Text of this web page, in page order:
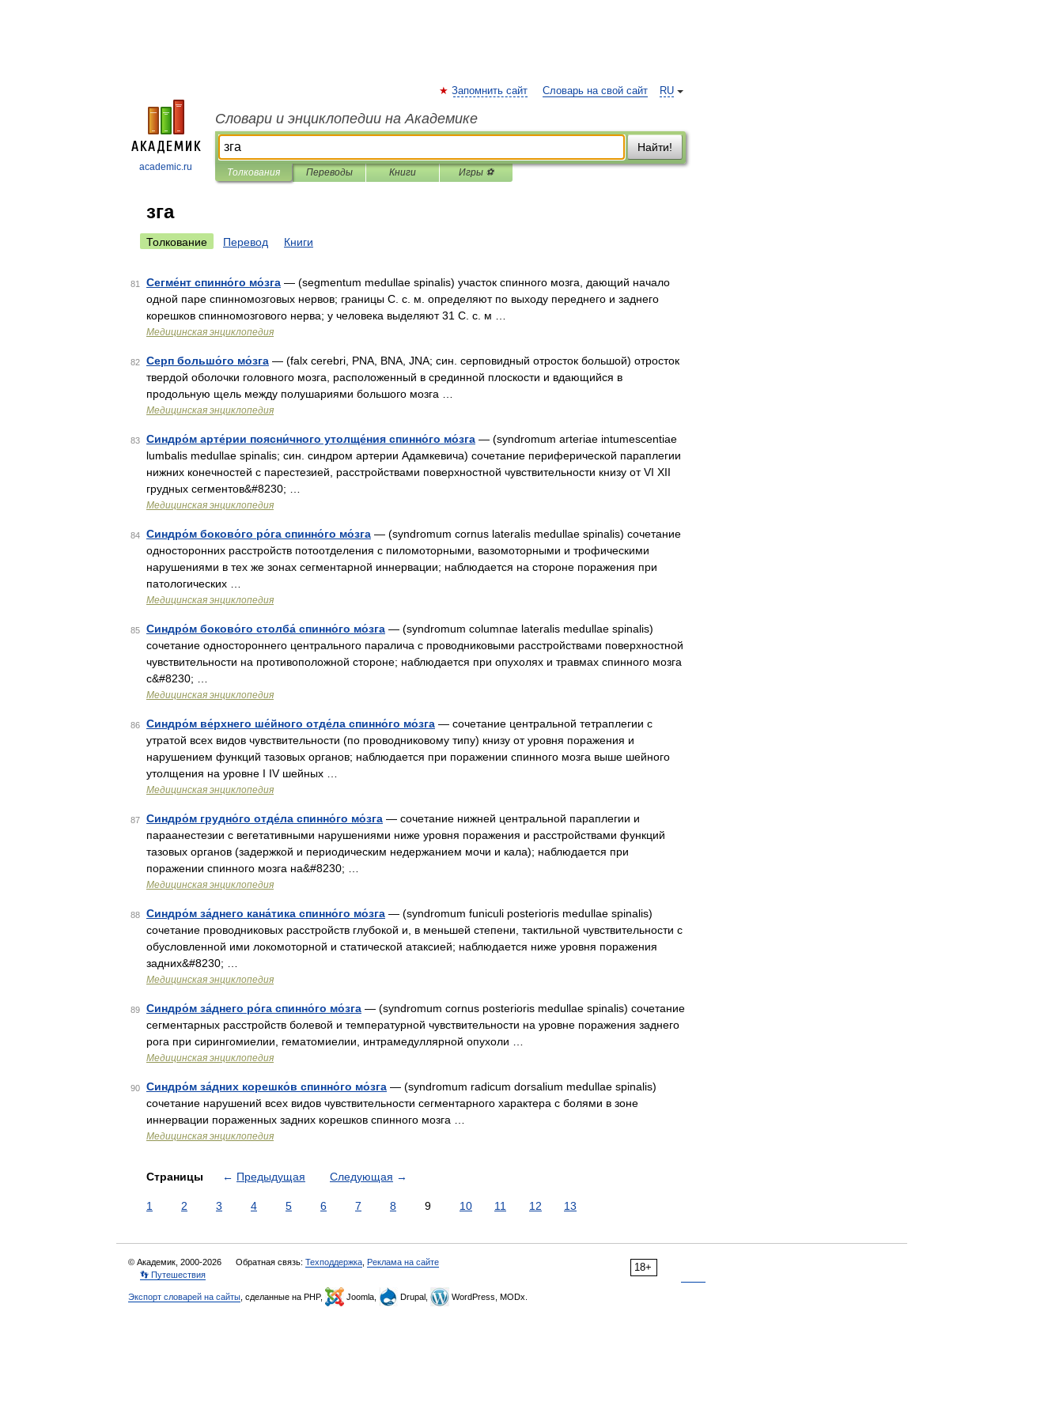
academic.ru
RU
Запомнить сайт Словарь на свой сайт
Словари и энциклопедии на Академике
Найти!
Толкования Переводы Книги Игры ⚽
зга
Толкование Перевод Книги
81 Сегме́нт спинно́го мо́зга — (segmentum medullae spinalis) участок спинного мозга, дающий начало
одной паре спинномозговых нервов; границы С. с. м. определяют по выходу переднего и заднего
корешков спинномозгового нерва; у человека выделяют 31 С. с. м …
Медицинская энциклопедия
82 Серп большо́го мо́зга — (falx cerebri, PNA, BNA, JNA; син. серповидный отросток большой) отросток
твердой оболочки головного мозга, расположенный в срединной плоскости и вдающийся в
продольную щель между полушариями большого мозга …
Медицинская энциклопедия
83 Синдро́м арте́рии поясни́чного утолще́ния спинно́го мо́зга — (syndromum arteriae intumescentiae
lumbalis medullae spinalis; син. синдром артерии Адамкевича) сочетание периферической параплегии
нижних конечностей с парестезией, расстройствами поверхностной чувствительности книзу от VI XII
грудных сегментов&#8230; …
Медицинская энциклопедия
84 Синдро́м боково́го ро́га спинно́го мо́зга — (syndromum cornus lateralis medullae spinalis) сочетание
односторонних расстройств потоотделения с пиломоторными, вазомоторными и трофическими
нарушениями в тех же зонах сегментарной иннервации; наблюдается на стороне поражения при
патологических …
Медицинская энциклопедия
85 Синдро́м боково́го столба́ спинно́го мо́зга — (syndromum columnae lateralis medullae spinalis)
сочетание одностороннего центрального паралича с проводниковыми расстройствами поверхностной
чувствительности на противоположной стороне; наблюдается при опухолях и травмах спинного мозга
с&#8230; …
Медицинская энциклопедия
86 Синдро́м ве́рхнего ше́йного отде́ла спинно́го мо́зга — сочетание центральной тетраплегии с
утратой всех видов чувствительности (по проводниковому типу) книзу от уровня поражения и
нарушением функций тазовых органов; наблюдается при поражении спинного мозга выше шейного
утолщения на уровне I IV шейных …
Медицинская энциклопедия
87 Синдро́м грудно́го отде́ла спинно́го мо́зга — сочетание нижней центральной параплегии и
параанестезии с вегетативными нарушениями ниже уровня поражения и расстройствами функций
тазовых органов (задержкой и периодическим недержанием мочи и кала); наблюдается при
поражении спинного мозга на&#8230; …
Медицинская энциклопедия
88 Синдро́м за́днего кана́тика спинно́го мо́зга — (syndromum funiculi posterioris medullae spinalis)
сочетание проводниковых расстройств глубокой и, в меньшей степени, тактильной чувствительности с
обусловленной ими локомоторной и статической атаксией; наблюдается ниже уровня поражения
задних&#8230; …
Медицинская энциклопедия
89 Синдро́м за́днего ро́га спинно́го мо́зга — (syndromum cornus posterioris medullae spinalis) сочетание
сегментарных расстройств болевой и температурной чувствительности на уровне поражения заднего
рога при сирингомиелии, гематомиелии, интрамедуллярной опухоли …
Медицинская энциклопедия
90 Синдро́м за́дних корешко́в спинно́го мо́зга — (syndromum radicum dorsalium medullae spinalis)
сочетание нарушений всех видов чувствительности сегментарного характера с болями в зоне
иннервации пораженных задних корешков спинного мозга …
Медицинская энциклопедия
Страницы ← Предыдущая Следующая →
1 2 3 4 5 6 7 8 9 10 11 12 13
18+
© Академик, 2000-2026 Обратная связь: Техподдержка Реклама на сайте
👣 Путешествия
Экспорт словарей на сайты , сделанные на PHP, Joomla, Drupal, WordPress, MODx.